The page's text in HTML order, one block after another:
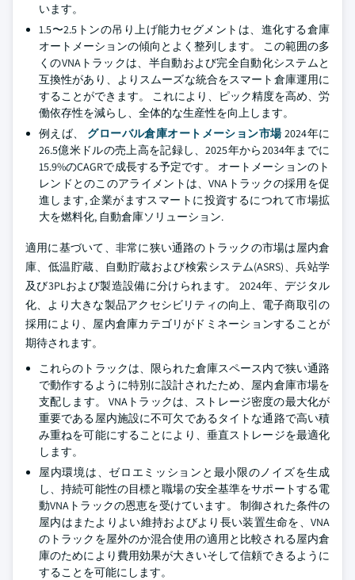
います。
1.5〜2.5トンの吊り上げ能力セグメントは、進化する倉庫
オートメーションの傾向とよく整列します。 この範囲の多
くのVNAトラックは、半自動および完全自動化システムと
互換性があり、よりスムーズな統合をスマート倉庫運用に
することができます。 これにより、ピック精度を高め、労
働依存性を減らし、全体的な生産性を向上します。
例えば、 グローバル倉庫オートメーション市場2024年に
26.5億米ドルの売上高を記録し、2025年から2034年までに
15.9%のCAGRで成長する予定です。 オートメーションのト
レンドとのこのアライメントは、VNAトラックの採用を促
進します, 企業がますスマートに投資するにつれて市場拡
大を燃料化, 自動倉庫ソリューション.
適用に基づいて、非常に狭い通路のトラックの市場は屋内倉
庫、低温貯蔵、自動貯蔵および検索システム(ASRS)、兵站学
及び3PLおよび製造設備に分けられます。 2024年、デジタル
化、より大きな製品アクセシビリティの向上、電子商取引の
採用により、屋内倉庫カテゴリがドミネーションすることが
期待されます。
これらのトラックは、限られた倉庫スペース内で狭い通路
で動作するように特別に設計されたため、屋内倉庫市場を
支配します。 VNAトラックは、ストレージ密度の最大化が
重要である屋内施設に不可欠であるタイトな通路で高い積
み重ねを可能にすることにより、垂直ストレージを最適化
します。
屋内環境は、ゼロエミッションと最小限のノイズを生成
し、持続可能性の目標と職場の安全基準をサポートする電
動VNAトラックの恩恵を受けています。 制御された条件の
屋内はまたよりよい維持およびより長い装置生命を、VNA
のトラックを屋外のか混合使用の適用と比較される屋内倉
庫のためにより費用効果が大きいそして信頼できるように
することを可能にします。